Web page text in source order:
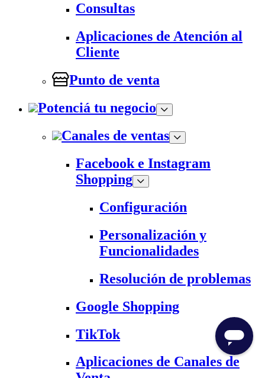
Consultas
Aplicaciones de Atención al
Cliente
Punto de venta
Potenciá tu negocio
Canales de ventas
Facebook e Instagram
Shopping
Configuración
Personalización y
Funcionalidades
Resolución de problemas
Google Shopping
TikTok
Aplicaciones de Canales de